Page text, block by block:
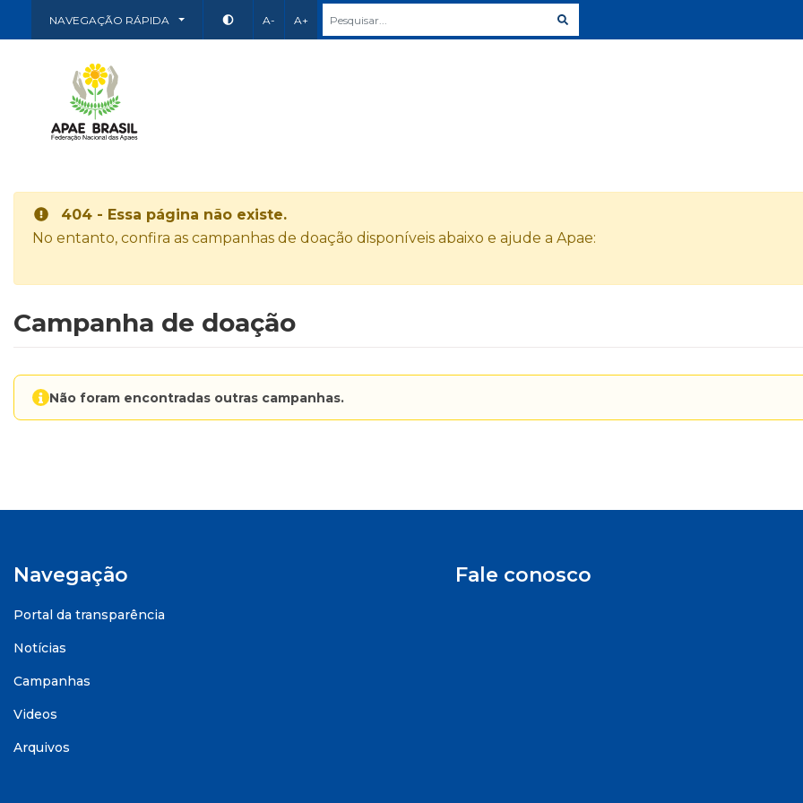
NAVEGAÇÃO RÁPIDA A- A+
404 - Essa página não existe.
No entanto, confira as campanhas de doação disponíveis abaixo e ajude a Apae:
Campanha de doação
Não foram encontradas outras campanhas.
Navegação
Portal da transparência
Notícias
Campanhas
Videos
Arquivos
Fale conosco